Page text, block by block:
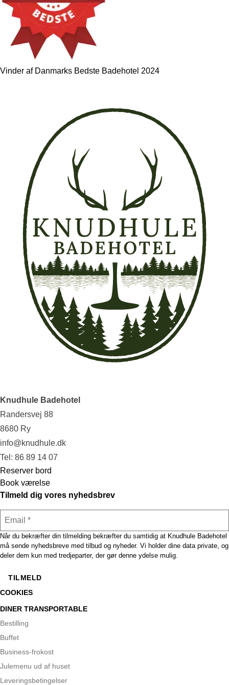
Vinder af Danmarks Bedste Badehotel 2024
Knudhule Badehotel
Randersvej 88
8680 Ry
info@knudhule.dk
Tel: 86 89 14 07
Reserver bord
Book værelse
Link til facebook side
Link til Instagram side
Tilmeld dig vores nyhedsbrev
Når du bekræfter din tilmelding bekræfter du samtidig at Knudhule Badehotel
må sende nyhedsbreve med tilbud og nyheder. Vi holder dine data private, og
deler dem kun med tredjeparter, der gør denne ydelse mulig.
COOKIES
DINER TRANSPORTABLE
Bestilling
Buffet
Business-frokost
Julemenu ud af huset
Leveringsbetingelser